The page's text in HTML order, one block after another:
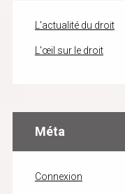
L'actualité du droit
L'œil sur le droit
Méta
Connexion